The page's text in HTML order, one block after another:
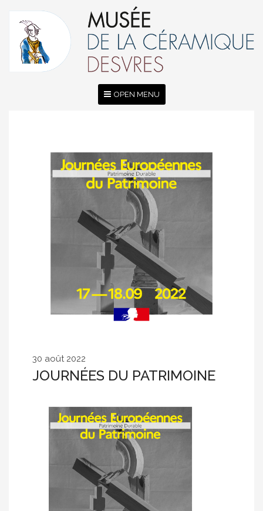
OPEN MENU
30 août 2022
JOURNÉES DU PATRIMOINE